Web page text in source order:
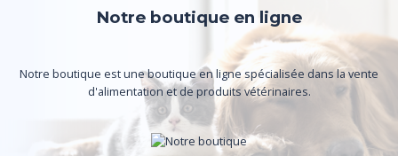
Notre boutique en ligne
Notre boutique est une boutique en ligne spécialisée dans la vente
d'alimentation et de produits vétérinaires.